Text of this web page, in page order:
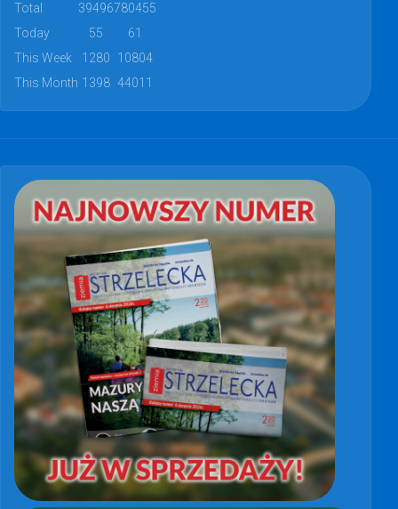
Total 39496780455
Today
55
61
This Week
1280
10804
This Month 1398 44011